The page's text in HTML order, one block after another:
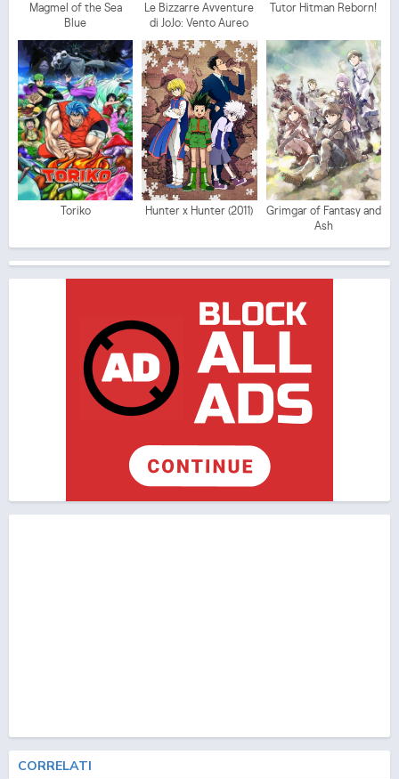
Magmel of the Sea
Blue
Le Bizzarre Avventure
di JoJo: Vento Aureo
Tutor Hitman Reborn!
Toriko Hunter x Hunter (2011)
Grimgar of Fantasy and
Ash
CORRELATI